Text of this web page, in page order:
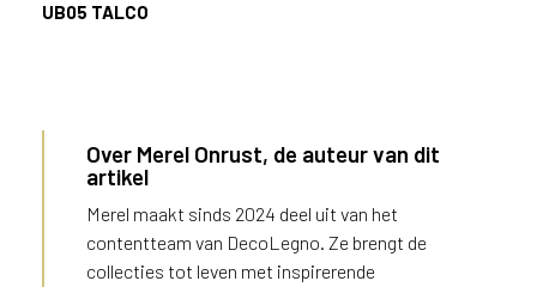
UB05 TALCO
Over Merel Onrust, de auteur van dit
artikel
Merel maakt sinds 2024 deel uit van het
contentteam van DecoLegno. Ze brengt de
collecties tot leven met inspirerende